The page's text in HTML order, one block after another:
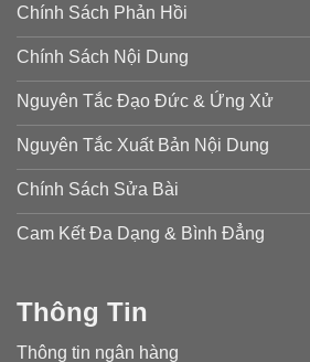
Chính Sách Phản Hồi
Chính Sách Nội Dung
Nguyên Tắc Đạo Đức & Ứng Xử
Nguyên Tắc Xuất Bản Nội Dung
Chính Sách Sửa Bài
Cam Kết Đa Dạng & Bình Đẳng
Thông Tin
Thông tin ngân hàng